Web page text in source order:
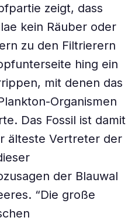
zeigt, dass
kein Räuber oder
zu den Filtrierern
hing ein
mit denen das
Organismen
Das Fossil ist damit
älteste Vertreter der
der Blauwal
“Die große